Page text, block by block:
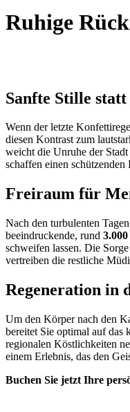
Ruhige
Sanfte Stille
Wenn der letzte
diesen Kontrast zum
weicht die Unruhe der
schaffen einen
Freiraum für
Nach den turbulenten
beeindruckende, rund
schweifen lassen. Die
vertreiben die restliche
Regeneration in
Um den Körper nach den
bereitet Sie optimal auf das
regionalen Köstlichkeiten
einem Erlebnis, das den
Buchen Sie jetzt Ihre